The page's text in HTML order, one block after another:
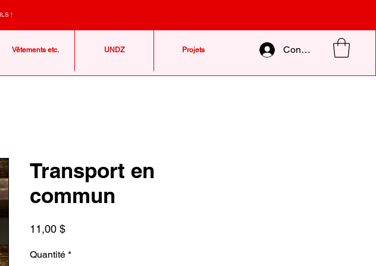
!
Vêtements etc. UNDZ Projets Connexion
Transport en
commun
11,00 $Prix
Quantité *